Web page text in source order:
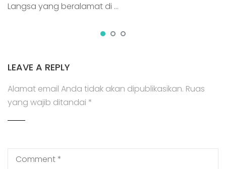
Langsa yang beralamat di …
LEAVE A REPLY
Alamat email Anda tidak akan dipublikasikan. Ruas
yang wajib ditandai *